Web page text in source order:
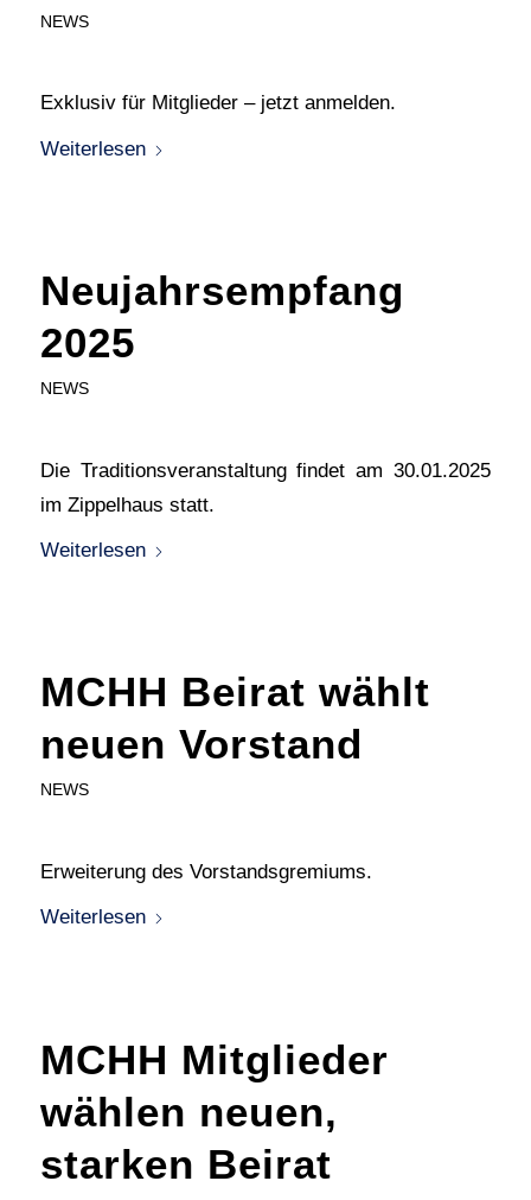
NEWS
Exklusiv für Mitglieder – jetzt anmelden.
Weiterlesen
Neujahrsempfang
2025
NEWS
Die Traditionsveranstaltung findet am 30.01.2025
im Zippelhaus statt.
Weiterlesen
MCHH Beirat wählt
neuen Vorstand
NEWS
Erweiterung des Vorstandsgremiums.
Weiterlesen
MCHH Mitglieder
wählen neuen,
starken Beirat